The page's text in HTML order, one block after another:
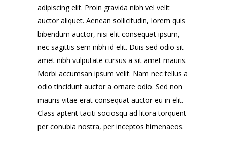
adipiscing elit. Proin gravida nibh vel velit
auctor aliquet. Aenean sollicitudin, lorem quis
bibendum auctor, nisi elit consequat ipsum,
nec sagittis sem nibh id elit. Duis sed odio sit
amet nibh vulputate cursus a sit amet mauris.
Morbi accumsan ipsum velit. Nam nec tellus a
odio tincidunt auctor a ornare odio. Sed non
mauris vitae erat consequat auctor eu in elit.
Class aptent taciti sociosqu ad litora torquent
per conubia nostra, per inceptos himenaeos.